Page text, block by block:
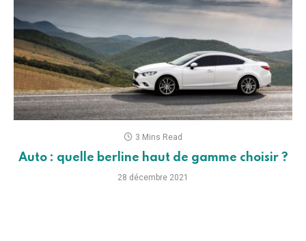
3 Mins Read
Auto : quelle berline haut de gamme choisir ?
28 décembre 2021